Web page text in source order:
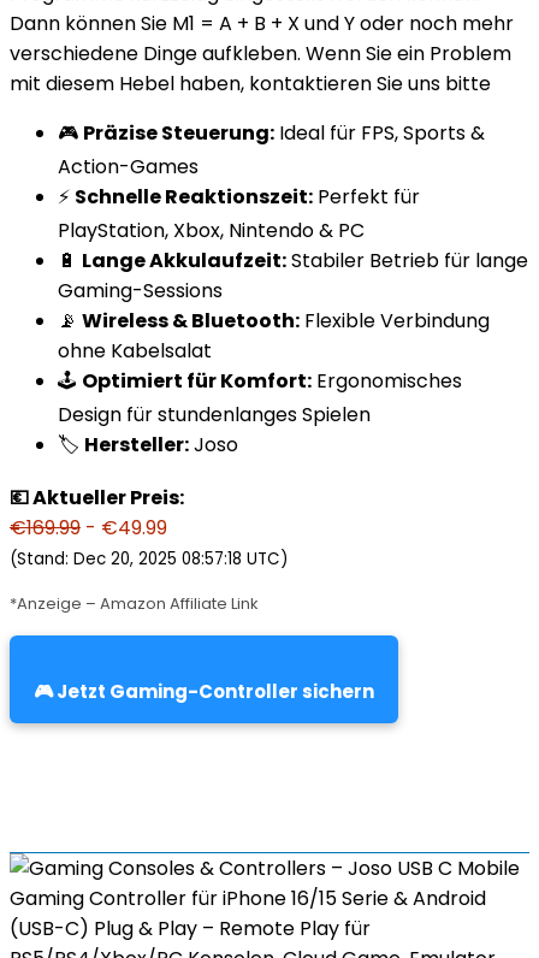
Dann können Sie M1 = A + B + X und Y oder noch mehr
verschiedene Dinge aufkleben. Wenn Sie ein Problem
mit diesem Hebel haben, kontaktieren Sie uns bitte
🎮 Präzise Steuerung: Ideal für FPS, Sports &
Action-Games
⚡ Schnelle Reaktionszeit: Perfekt für
PlayStation, Xbox, Nintendo & PC
🔋 Lange Akkulaufzeit:Stabiler Betrieb für lange
Gaming-Sessions
📡 Wireless & Bluetooth: Flexible Verbindung
ohne Kabelsalat
🕹️ Optimiert für Komfort: Ergonomisches
Design für stundenlanges Spielen
🏷️ Hersteller:Joso
💶 Aktueller Preis:
€169.99 - €49.99
(Stand: Dec 20, 2025 08:57:18 UTC)
*Anzeige – Amazon Affiliate Link
🎮 Jetzt Gaming-Controller sichern